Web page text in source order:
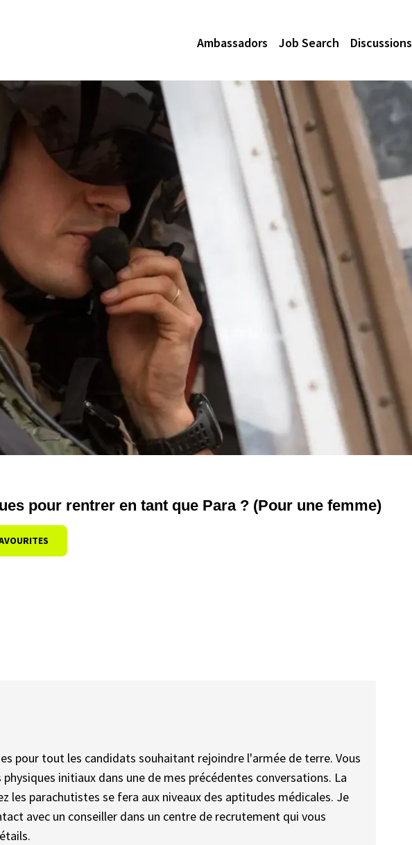
Ambassadors Job Search Discussions
pour rentrer en tant que Para ? (Pour une femme)
pour tout les candidats souhaitant rejoindre l'armée de terre. Vous
initiaux dans une de mes précédentes conversations. La
les parachutistes se fera aux niveaux des aptitudes médicales. Je
avec un conseiller dans un centre de recrutement qui vous